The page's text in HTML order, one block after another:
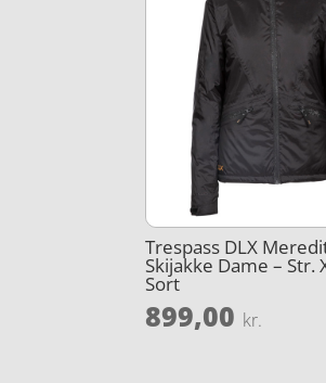
Trespass DLX
Skijakke Dame – Str.
Sort
899,00 kr.